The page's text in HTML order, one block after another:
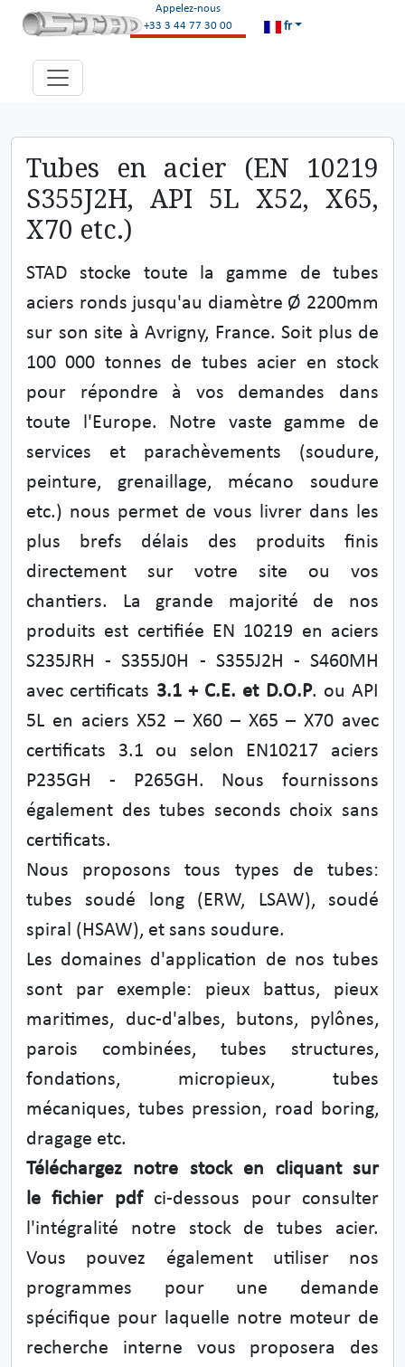
Appelez-nous
+33 3 44 77 30 00
fr
Tubes en acier (EN 10219
S355J2H, API 5L X52, X65,
X70 etc.)
STAD stocke toute la gamme de tubes
aciers ronds jusqu'au diamètre Ø 2200mm
sur son site à Avrigny, France. Soit plus de
100 000 tonnes de tubes acier en stock
pour répondre à vos demandes dans
toute l'Europe. Notre vaste gamme de
services et parachèvements (soudure,
peinture, grenaillage, mécano soudure
etc.) nous permet de vous livrer dans les
plus brefs délais des produits finis
directement sur votre site ou vos
chantiers. La grande majorité de nos
produits est certifiée EN 10219 en aciers
S235JRH - S355J0H - S355J2H - S460MH
avec certificats 3.1 + C.E. et D.O.P. ou API
5L en aciers X52 – X60 – X65 – X70 avec
certificats 3.1 ou selon EN10217 aciers
P235GH - P265GH. Nous fournissons
également des tubes seconds choix sans
certificats.
Nous proposons tous types de tubes:
tubes soudé long (ERW, LSAW), soudé
spiral (HSAW), et sans soudure.
Les domaines d'application de nos tubes
sont par exemple: pieux battus, pieux
maritimes, duc-d'albes, butons, pylônes,
parois combinées, tubes structures,
fondations, micropieux, tubes
mécaniques, tubes pression, road boring,
dragage etc.
Téléchargez notre stock en cliquant sur
le fichier pdf ci-dessous pour consulter
l'intégralité notre stock de tubes acier.
Vous pouvez également utiliser nos
programmes pour une demande
spécifique pour laquelle notre moteur de
recherche interne vous proposera des